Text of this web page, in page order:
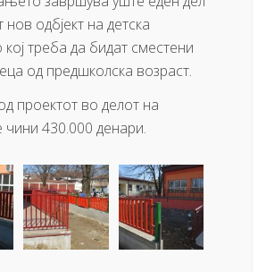
нов одбјект на детска
кој треба да бидат сместени
од предшколска возраст.
проектот во делот на
чини 430.000 денари.